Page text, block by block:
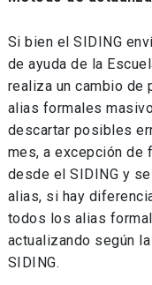
Si bien el SIDING
de ayuda de la
realiza un cambio de
alias formales
descartar posibles
mes, a excepción de
desde el SIDING y
alias, si hay
todos los alias
actualizando según
SIDING.